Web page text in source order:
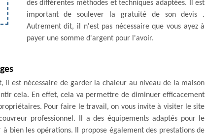
des différentes méthodes et techniques adaptées. Il est
important de soulever la gratuité de son devis .
Autrement dit, il n'est pas nécessaire que vous ayez à
payer une somme d'argent pour l'avoir.
est nécessaire de garder la chaleur au niveau de la maison
cela. En effet, cela va permettre de diminuer efficacement
Pour faire le travail, on vous invite à visiter le site
professionnel. Il a des équipements adaptés pour le
bien les opérations. Il propose également des prestations de